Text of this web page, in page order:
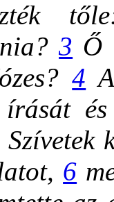
3 Ő
4
írását
6